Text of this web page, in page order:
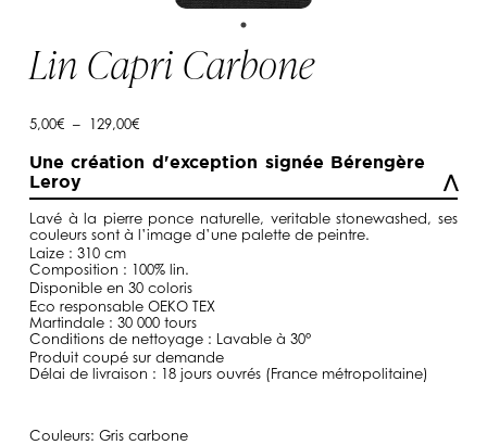
Lin Capri Carbone
5,00€ – 129,00€Plage
5,00€
Une création d'exception signée Bérengère
Leroy
Lavéà la pierre ponce naturelle, veritablestonewashed, ses
couleurs sont à l’image d’une palette de peintre.
Laize : 310 cm
Composition : 100% lin.
Disponible en 30 coloris
Eco responsable OEKO TEX
Martindale : 30 000 tours
Conditions de nettoyage : Lavable à 30°
Produit coupé sur demande
Délai de livraison : 18 jours ouvrés (France métropolitaine)
Couleurs: Gris carbone